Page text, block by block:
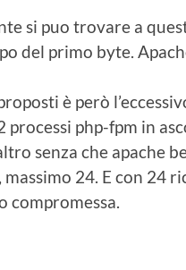
si puo trovare a
del primo byte.
è però
processi php-fpm in
senza che apache
24. E con 24